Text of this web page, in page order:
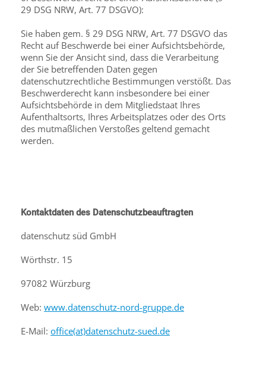
29 DSG NRW, Art. 77 DSGVO):
Sie haben gem. § 29 DSG NRW, Art. 77 DSGVO das
Recht auf Beschwerde bei einer Aufsichtsbehörde,
wenn Sie der Ansicht sind, dass die Verarbeitung
der Sie betreffenden Daten gegen
datenschutzrechtliche Bestimmungen verstößt. Das
Beschwerderecht kann insbesondere bei einer
Aufsichtsbehörde in dem Mitgliedstaat Ihres
Aufenthaltsorts, Ihres Arbeitsplatzes oder des Orts
des mutmaßlichen Verstoßes geltend gemacht
werden.
Kontaktdaten des Datenschutzbeauftragten
datenschutz süd GmbH
Wörthstr. 15
97082 Würzburg
Web: www.datenschutz-nord-gruppe.de
E-Mail: office(at)datenschutz-sued.de